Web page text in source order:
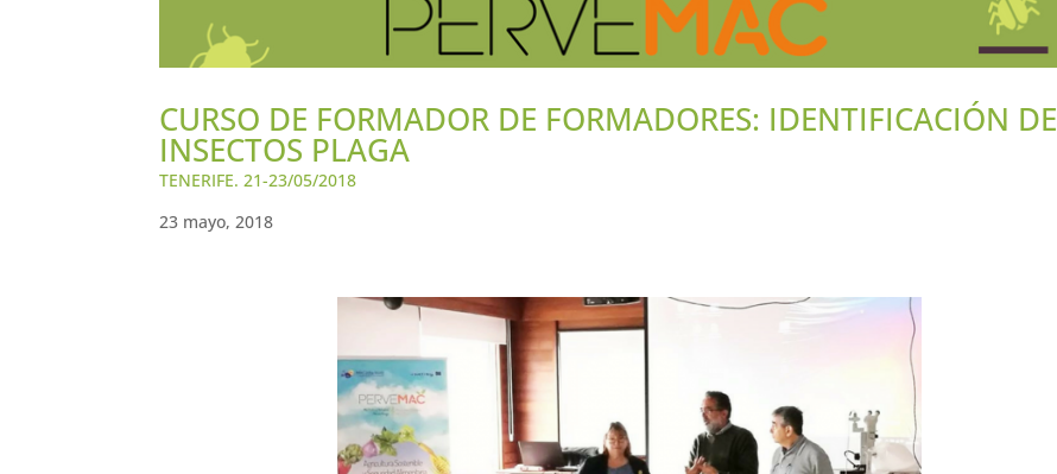
CURSO DE FORMADOR DE FORMADORES: IDENTIFICACIÓN DE
INSECTOS PLAGA
TENERIFE. 21-23/05/2018
23 mayo, 2018